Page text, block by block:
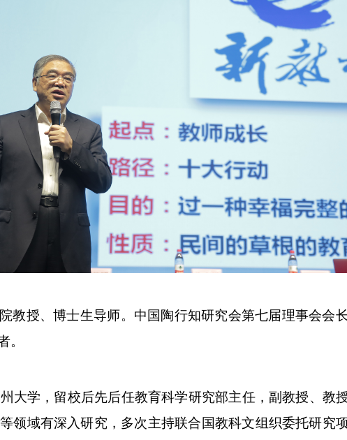
教授、博士生导师。中国陶行知研究会第七届理事会会
。
大学，留校后先后任教育科学研究部主任，副教授、教
领域有深入研究，多次主持联合国教科文组织委托研究